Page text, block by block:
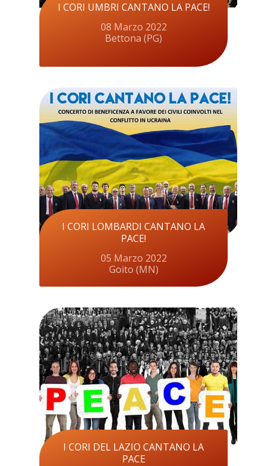
I CORI UMBRI CANTANO LA PACE!
08 Marzo 2022
Bettona (PG)
I CORI LOMBARDI CANTANO LA
PACE!
05 Marzo 2022
Goito (MN)
I CORI DEL LAZIO CANTANO LA
PACE